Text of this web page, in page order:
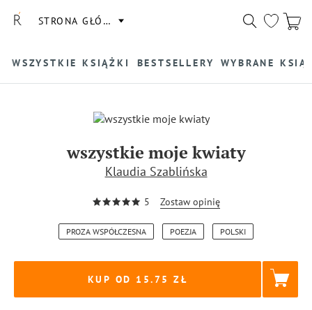
STRONA GŁÓWNA
WSZYSTKIE KSIĄŻKI BESTSELLERY WYBRANE
wszystkie moje kwiaty
Klaudia Szablińska
5 Zostaw opinię
PROZA WSPÓŁCZESNA POEZJA POLSKI
KUP OD 15.75